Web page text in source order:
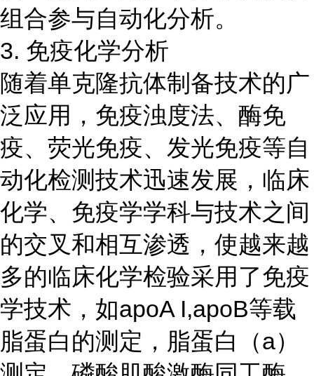
组合参与自动化分析。
3. 免疫化学分析
随着单克隆抗体制备技术的广
泛应用，免疫浊度法、酶免
疫、荧光免疫、发光免疫等自
动化检测技术迅速发展，临床
化学、免疫学学科与技术之间
的交叉和相互渗透，使越来越
多的临床化学检验采用了免疫
学技术，如apoA I,apoB等载
脂蛋白的测定，脂蛋白（a）